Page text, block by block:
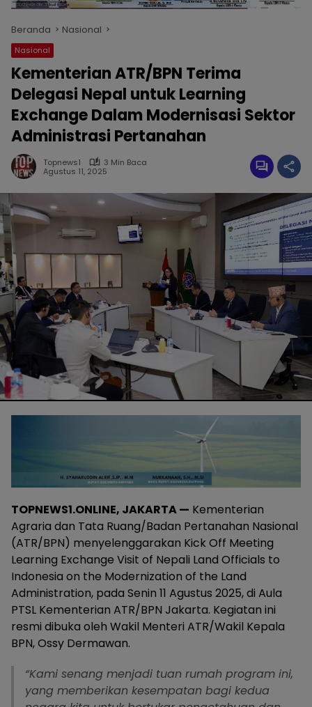
Beranda Nasional
Nasional
Kementerian ATR/BPN Terima
Delegasi Nepal untuk Learning
Exchange Dalam Modernisasi Sektor
Administrasi Pertanahan
Topnews1
3 Min Baca
Agustus 11, 2025
TOPNEWS1.ONLINE, JAKARTA — Kementerian
Agraria dan Tata Ruang/Badan Pertanahan Nasional
(ATR/BPN) menyelenggarakan Kick Off Meeting
Learning Exchange Visit of Nepali Land Officials to
Indonesia on the Modernization of the Land
Administration, pada Senin 11 Agustus 2025, di Aula
PTSL Kementerian ATR/BPN Jakarta. Kegiatan ini
resmi dibuka oleh Wakil Menteri ATR/Wakil Kepala
BPN, Ossy Dermawan.
“Kami senang menjadi tuan rumah program ini,
yang memberikan kesempatan bagi kedua